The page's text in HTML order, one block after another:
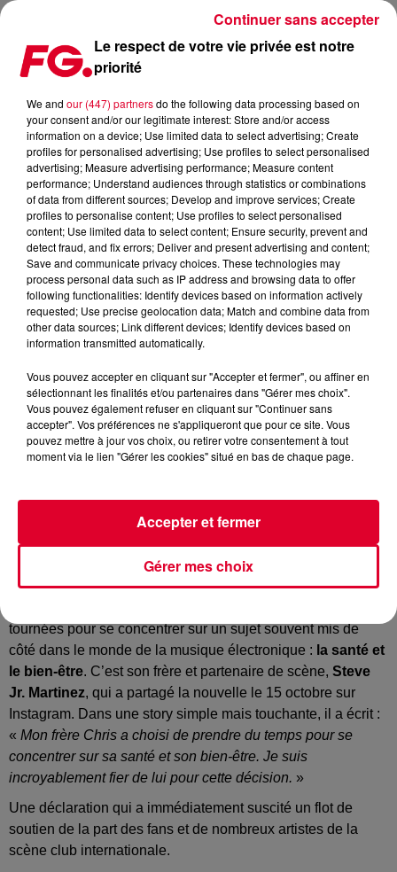
CHRIS MARTINEZ FAIT UNE PAUSE POUR SE CONSACRER À SA SANTÉ
Publié : 24 octobre 2025 à 19h50 par Jean-Baptiste
BLANDIN
Chris Martinez
Crédit :Instagram : @Chris Martinez
Après près de vingt ans à faire danser la planète, Chris
tournées pour se concentrer sur un sujet souvent mis de
côté dans le monde de la musique électronique : la santé et
le bien-être. C’est son frère et partenaire de scène, Steve
Jr. Martinez, qui a partagé la nouvelle le 15 octobre sur
Instagram. Dans une story simple mais touchante, il a écrit :
« Mon frère Chris a choisi de prendre du temps pour se
concentrer sur sa santé et son bien-être. Je suis
incroyablement fier de lui pour cette décision. »
Une déclaration qui a immédiatement suscité un flot de
soutien de la part des fans et de nombreux artistes de la
scène club internationale.
Le respect de votre vie privée est notre
priorité
We and our (447) partnersdo the following data processing based on
your consent and/or our legitimate interest: Store and/or access
information on a device; Use limited data to select advertising; Create
profiles for personalised advertising; Use profiles to select personalised
advertising; Measure advertising performance; Measure content
performance; Understand audiences through statistics or combinations
of data from different sources; Develop and improve services; Create
profiles to personalise content; Use profiles to select personalised
content; Use limited data to select content; Ensure security, prevent and
detect fraud, and fix errors; Deliver and present advertising and content;
Save and communicate privacy choices. These technologies may
process personal data such as IP address and browsing data to offer
following functionalities: Identify devices based on information actively
requested; Use precise geolocation data; Match and combine data from
other data sources; Link different devices; Identify devices based on
information transmitted automatically.
Vous pouvez accepter en cliquant sur "Accepter et fermer", ou affiner en
sélectionnant les finalités et/ou partenaires dans "Gérer mes choix".
Vous pouvez également refuser en cliquant sur "Continuer sans
accepter". Vos préférences ne s'appliqueront que pour ce site. Vous
pouvez mettre à jour vos choix, ou retirer votre consentement à tout
moment via le lien "Gérer les cookies" situé en bas de chaque page.
Gérer mes choix
Accepter et fermer
Continuer sans accepter